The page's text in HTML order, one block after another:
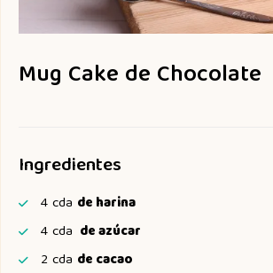
Mug Cake de Chocolate
Ingredientes
4cda de harina
4cda de azúcar
2 cda de cacao